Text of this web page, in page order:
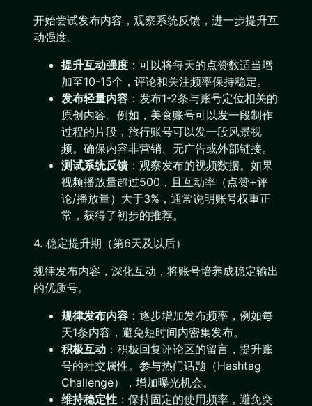
开始尝试发布内容，观察系统反馈，进一步提升互
动强度。
提升互动强度 ：可以将每天的点赞数适当增
加至10-15个，评论和关注频率保持稳定。
发布轻量内容 ：发布1-2条与账号定位相关的
原创内容。例如，美食账号可以发一段制作
过程的片段，旅行账号可以发一段风景视
频。确保内容非营销、无广告或外部链接。
测试系统反馈 ：观察发布的视频数据。如果
视频播放量超过500，且互动率（点赞+评
论/播放量）大于3%，通常说明账号权重正
常，获得了初步的推荐。
4. 稳定提升期（第6天及以后）
规律发布内容，深化互动，将账号培养成稳定输出
的优质号。
规律发布内容 ：逐步增加发布频率，例如每
天1条内容，避免短时间内密集发布。
积极互动 ：积极回复评论区的留言，提升账
号的社交属性。参与热门话题（Hashtag
Challenge），增加曝光机会。
维持稳定性 ：保持固定的使用频率，避免突